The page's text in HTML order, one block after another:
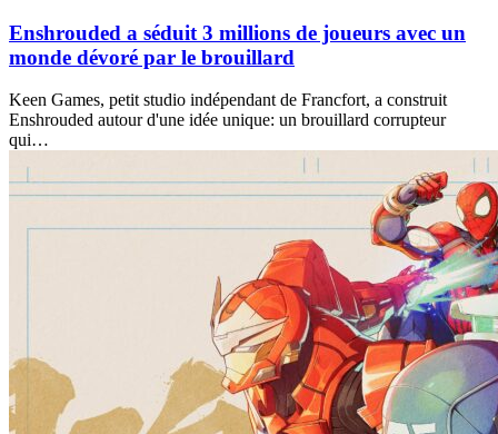
Enshrouded a séduit 3 millions de joueurs avec un
monde dévoré par le brouillard
Keen Games, petit studio indépendant de Francfort, a construit
Enshrouded autour d'une idée unique: un brouillard corrupteur
qui…